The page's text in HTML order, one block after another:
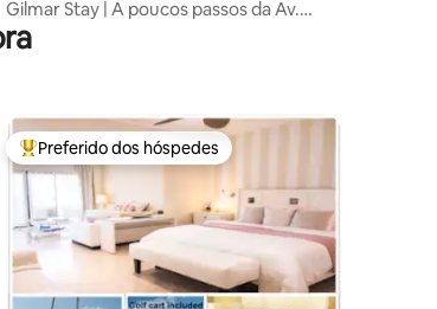
Gilmar Stay | A poucos passos da Av.
España | Casais
Entre os melhores preferidos dos hóspedes
Preferido dos hóspedes